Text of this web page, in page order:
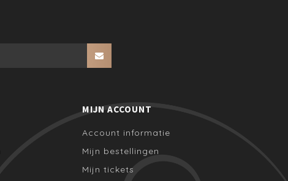
MIJN ACCOUNT
Account informatie
Mijn bestellingen
Mijn tickets